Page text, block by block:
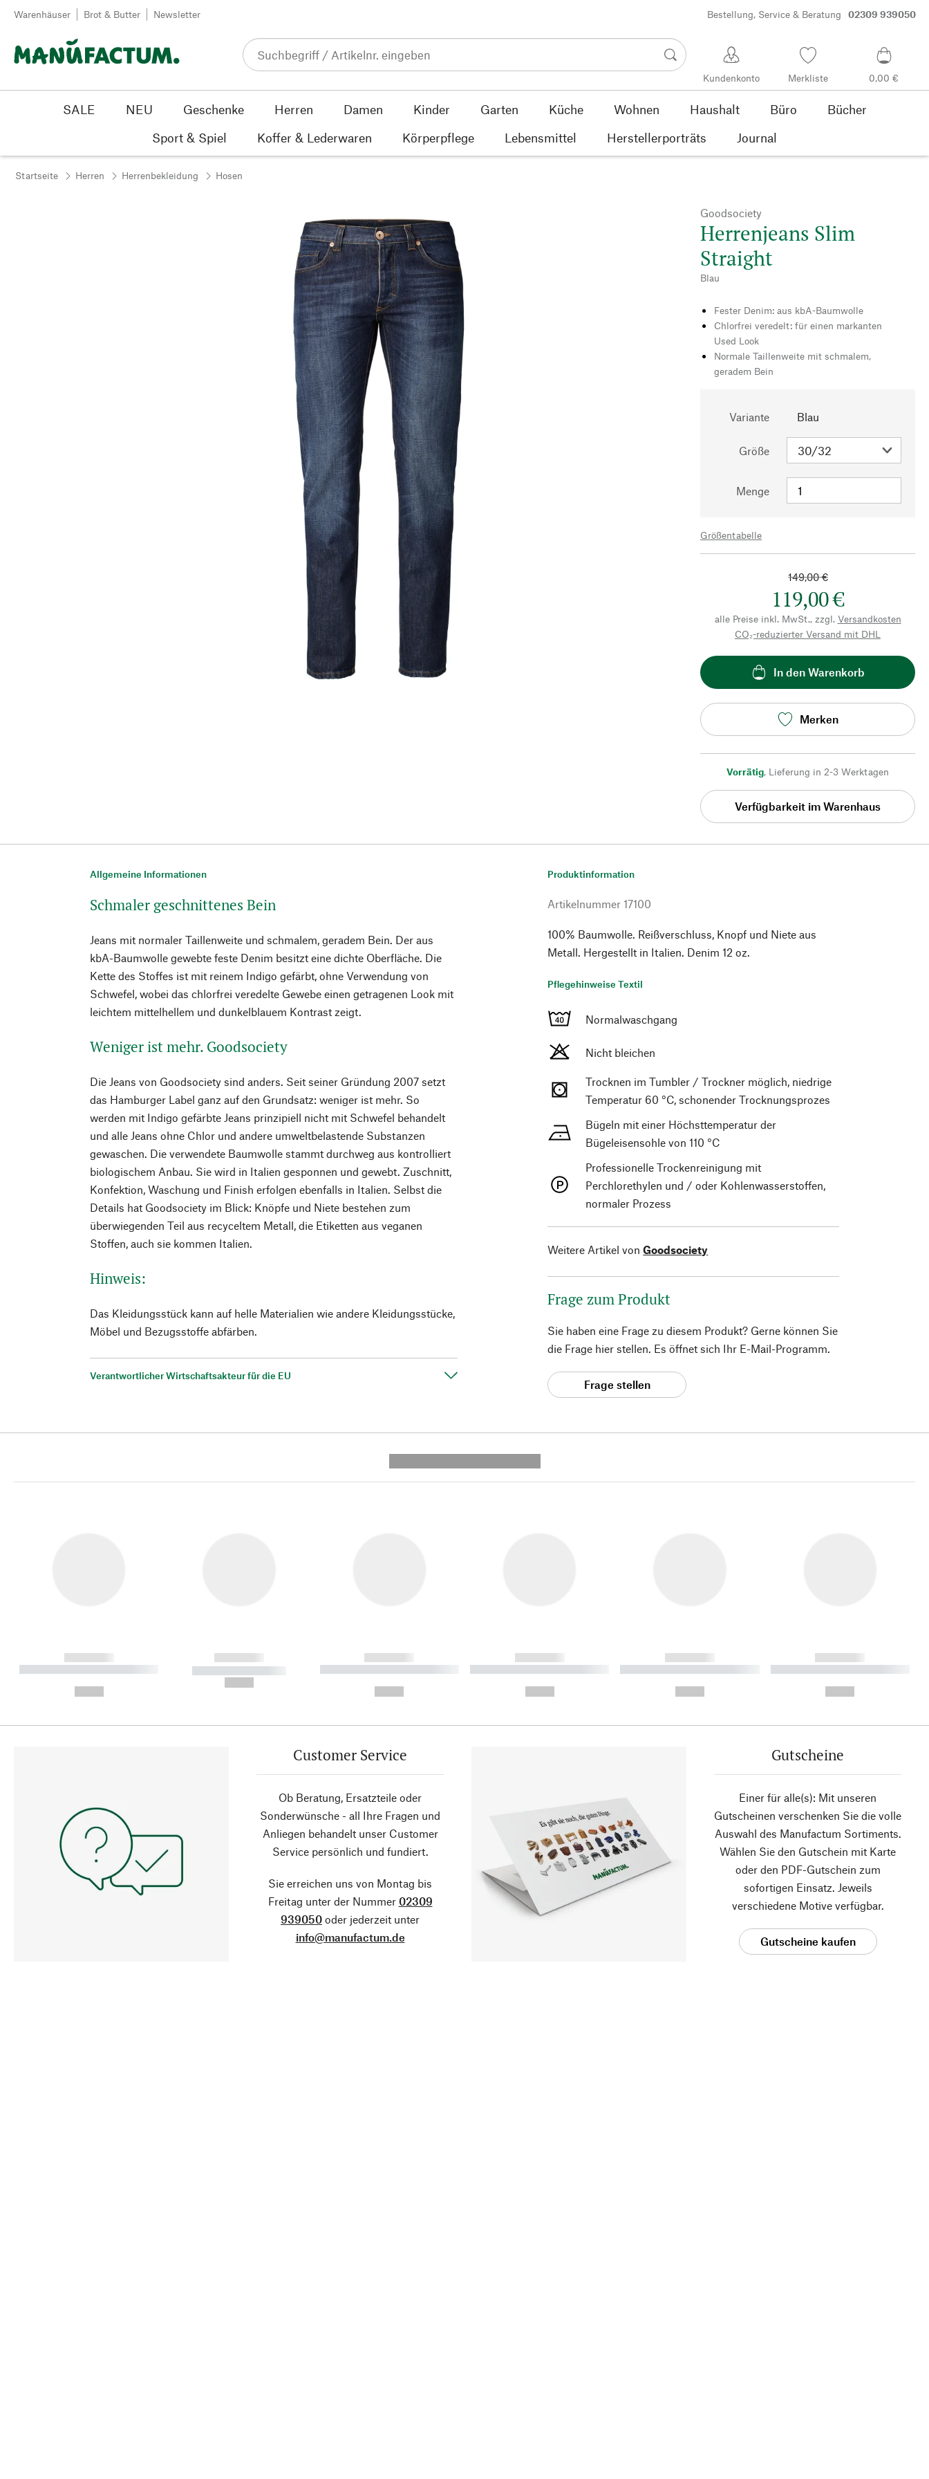
Zum Inhalt springen
Warenhäuser Brot & Butter Newsletter Bestellung, Service & Beratung 02309 939050
Kundenkonto Merkliste 0,00 €
SALE NEU Geschenke Herren Damen Kinder Garten Küche Wohnen Haushalt Büro
Bücher
Sport & Spiel
Koffer & Lederwaren Körperpflege Lebensmittel Herstellerporträts Journal
Startseite Herren Herrenbekleidung Hosen
Goodsociety
Herrenjeans Slim
Straight
Blau
Fester Denim: aus kbA-Baumwolle
Chlorfrei veredelt: für einen markanten
Used Look
Normale Taillenweite mit schmalem,
geradem Bein
Variante Blau
Größe
Menge
Größentabelle
149,00 €
119,00 €
alle Preise inkl. MwSt., zzgl. Versandkosten
CO₂-reduzierter Versand mit DHL
In den Warenkorb
Merken
Vorrätig, Lieferung in 2-3 Werktagen
Verfügbarkeit im Warenhaus
Allgemeine Informationen
Schmaler geschnittenes Bein
Jeans mit normaler Taillenweite und schmalem, geradem Bein. Der aus
kbA-Baumwolle gewebte feste Denim besitzt eine dichte Oberfläche. Die
Kette des Stoffes ist mit reinem Indigo gefärbt, ohne Verwendung von
Schwefel, wobei das chlorfrei veredelte Gewebe einen getragenen Look mit
leichtem mittelhellem und dunkelblauem Kontrast zeigt.
Weniger ist mehr. Goodsociety
Die Jeans von Goodsociety sind anders. Seit seiner Gründung 2007 setzt
das Hamburger Label ganz auf den Grundsatz: weniger ist mehr. So
werden mit Indigo gefärbte Jeans prinzipiell nicht mit Schwefel behandelt
und alle Jeans ohne Chlor und andere umweltbelastende Substanzen
gewaschen. Die verwendete Baumwolle stammt durchweg aus kontrolliert
biologischem Anbau. Sie wird in Italien gesponnen und gewebt. Zuschnitt,
Konfektion, Waschung und Finish erfolgen ebenfalls in Italien. Selbst die
Details hat Goodsociety im Blick: Knöpfe und Niete bestehen zum
überwiegenden Teil aus recyceltem Metall, die Etiketten aus veganen
Stoffen, auch sie kommen Italien.
Hinweis:
Das Kleidungsstück kann auf helle Materialien wie andere Kleidungsstücke,
Möbel und Bezugsstoffe abfärben.
Verantwortlicher Wirtschaftsakteur für die EU
Produktinformation
Artikelnummer 17100
100% Baumwolle. Reißverschluss, Knopf und Niete aus
Metall. Hergestellt in Italien. Denim 12 oz.
Pflegehinweise Textil
Normalwaschgang
Nicht bleichen
Trocknen im Tumbler / Trockner möglich, niedrige
Temperatur 60 °C, schonender Trocknungsprozes
Bügeln mit einer Höchsttemperatur der
Bügeleisensohle von 110 °C
Professionelle Trockenreinigung mit
Perchlorethylen und / oder Kohlenwasserstoffen,
normaler Prozess
Weitere Artikel von Goodsociety
Frage zum Produkt
Sie haben eine Frage zu diesem Produkt? Gerne können Sie
die Frage hier stellen. Es öffnet sich Ihr E-Mail-Programm.
Frage stellen
------------
----------- ----------- ----------
------------
----------- -----------
------------
----------- ----------- ----------
------------
----------- ----------- ----------
------------
----------- ----------- ----------
------------
----------- ----------- ----------
Customer Service
Ob Beratung, Ersatzteile oder
Sonderwünsche - all Ihre Fragen und
Anliegen behandelt unser Customer
Service persönlich und fundiert.
Sie erreichen uns von Montag bis
Freitag unter der Nummer 02309
939050 oder jederzeit unter
info@manufactum.de
Gutscheine
Einer für alle(s): Mit unseren
Gutscheinen verschenken Sie die volle
Auswahl des Manufactum Sortiments.
Wählen Sie den Gutschein mit Karte
oder den PDF-Gutschein zum
sofortigen Einsatz. Jeweils
verschiedene Motive verfügbar.
Gutscheine kaufen